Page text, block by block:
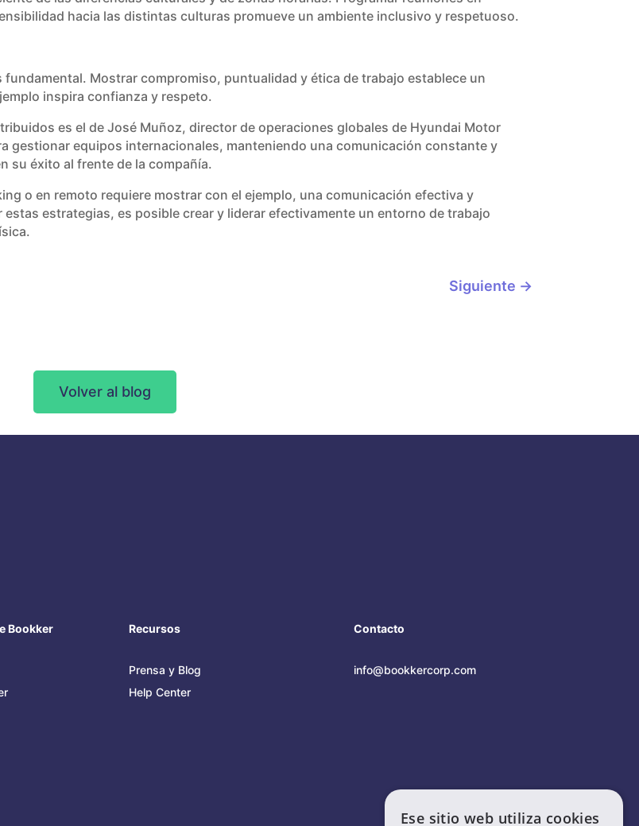
hacia las distintas culturas promueve un ambiente inclusivo y respetuoso.
fundamental. Mostrar compromiso, puntualidad y ética de trabajo establece un
inspira confianza y respeto.
es el de José Muñoz, director de operaciones globales de Hyundai Motor
gestionar equipos internacionales, manteniendo una comunicación constante y
su éxito al frente de la compañía.
o en remoto requiere mostrar con el ejemplo, una comunicación efectiva y
estrategias, es posible crear y liderar efectivamente un entorno de trabajo
Siguiente →
Volver al blog
Bookker Recursos
Prensa y Blog
Help Center
Contacto
info@bookkercorp.com
Ese sitio web utiliza cookies